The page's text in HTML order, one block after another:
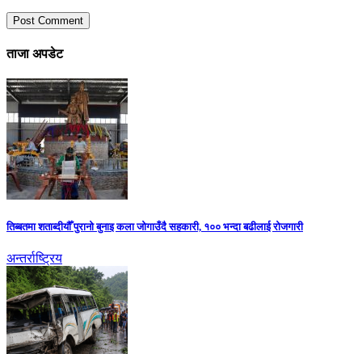
ताजा अपडेट
तिब्बतमा शताब्दीयौँ पुरानो बुनाइ कला जोगाउँदै सहकारी, १०० भन्दा बढीलाई रोजगारी
अन्तर्राष्ट्रिय